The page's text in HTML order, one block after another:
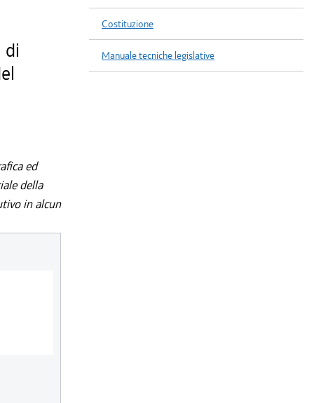
di
ed
della
in alcun
Costituzione
Manuale tecniche legislative